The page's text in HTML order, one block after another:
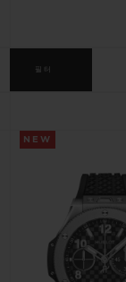
필터
NEW
빅뱅